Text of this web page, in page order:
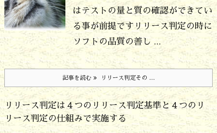
はテストの量と質の確認ができてい
る事が前提です リリース判定の時に
ソフトの品質の善し ...
記事を読む リリース判定その ...
リリース判定は４つのリリース判定基準と４つのリ
リース判定の仕組みで実施する